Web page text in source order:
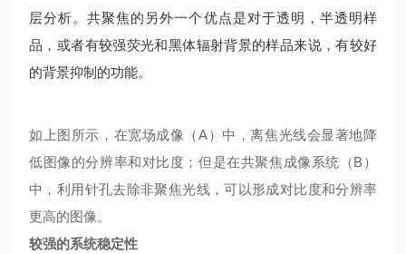
层分析。共聚焦的另外一个优点是对于透明，半透明样
品，或者有较强荧光和黑体辐射背景的样品来说，有较好
的背景抑制的功能。
如上图所示，在宽场成像（A）中，离焦光线会显著地降
低图像的分辨率和对比度；但是在共聚焦成像系统（B）
中，利用针孔去除非聚焦光线，可以形成对比度和分辨率
更高的图像。
较强的系统稳定性